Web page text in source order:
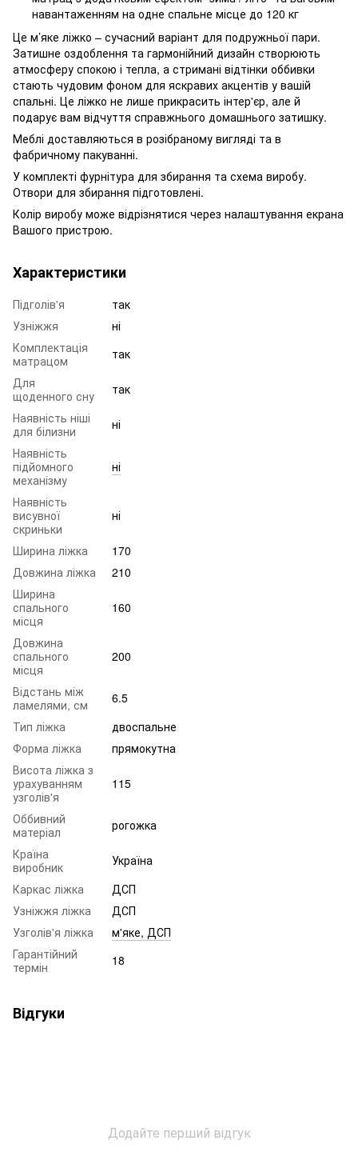
навантаженням на одне спальне місце до 120 кг
Це м’яке ліжко – сучасний варіант для подружньої пари.
Затишне оздоблення та гармонійний дизайн створюють
атмосферу спокою і тепла, а стримані відтінки оббивки
стають чудовим фоном для яскравих акцентів у вашій
спальні. Це ліжко не лише прикрасить інтер'єр, але й
подарує вам відчуття справжнього домашнього затишку.
Меблі доставляються в розібраному вигляді та в
фабричному пакуванні.
У комплекті фурнітура для збирання та схема виробу.
Отвори для збирання підготовлені.
Колір виробу може відрізнятися через налаштування екрана
Вашого пристрою.
Характеристики
Підголів'я
так
Узніжжя
ні
Комплектація
матрацом
так
Для
щоденного сну
так
Наявність ніші
для білизни
ні
Наявність
підйомного
механізму
ні
Наявність
висувної
скриньки
ні
Ширина ліжка
170
Довжина ліжка
210
Ширина
спального
місця
160
Довжина
спального
місця
200
Відстань між
ламелями, см
6.5
Тип ліжка
двоспальне
Форма ліжка
прямокутна
Висота ліжка з
урахуванням
узголів'я
115
Оббивний
матеріал
рогожка
Країна
виробник
Україна
Каркас ліжка
ДСП
Узніжжя ліжка
ДСП
Узголів'я ліжка
м'яке, ДСП
Гарантійний
термін
18
Відгуки
Додайте перший відгук